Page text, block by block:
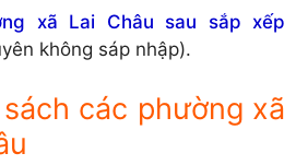
xã Lai Châu sau sắp xếp
không sáp nhập).
các phường xã